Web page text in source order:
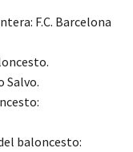
F.C. Barcelona
Salvo.
baloncesto: